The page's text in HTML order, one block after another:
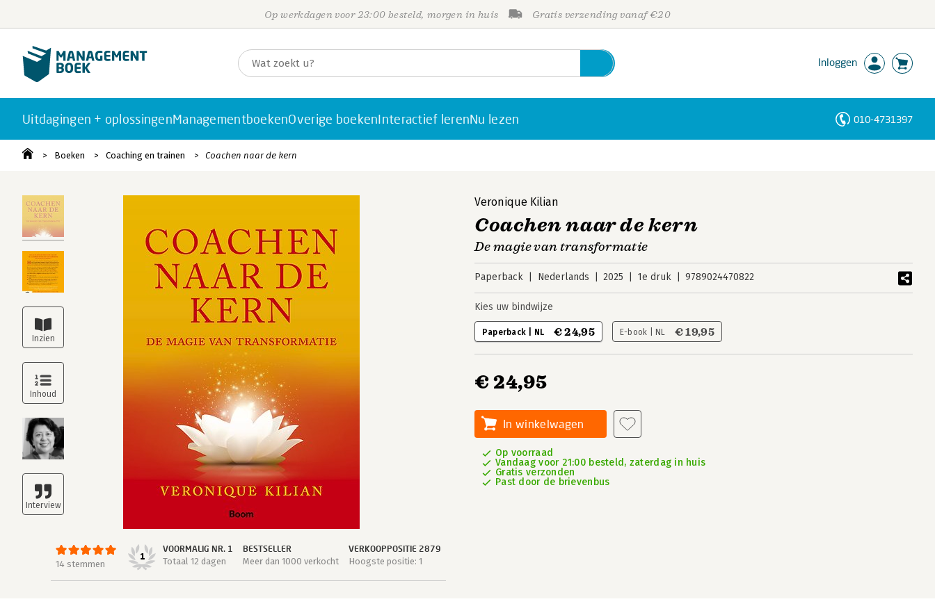
Op werkdagen voor 23:00 besteld, morgen in huis Gratis verzending vanaf €20
Inloggen
Uitdagingen + oplossingenManagementboekenOverige boekenInteractief lerenNu lezen 010-4731397
Boeken Coaching en trainen Coachen naar de kern
14 stemmen
1
VOORMALIG NR. 1
Totaal 12 dagen
BESTSELLER
Meer dan 1000 verkocht
VERKOOPPOSITIE 2879
Hoogste positie: 1
Veronique Kilian
Coachen naar de kern
De magie van transformatie
Paperback Nederlands 2025 1e druk 9789024470822
Kies uw bindwijze
Paperback | NL € 24,95 E-book | NL € 19,95
€ 24,95
In winkelwagen
Op voorraad
Vandaag voor 21:00 besteld, zaterdag in huis
Gratis verzonden
Past door de brievenbus
Personen